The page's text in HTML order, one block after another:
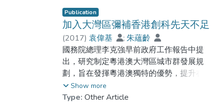
Publication
加入大灣區彌補香港創科先天不足
(2017) 袁偉基 ; 朱蘊齡
國務院總理李克強早前政府工作報告中提
出，研究制定粵港澳大灣區城市群發展規
劃，旨在發揮粵港澳獨特的優勢，提升在國
家經濟發展和對外開放中的地位與功能。科
技創新是香港經濟轉型的重要方向之一，加
Show more
Type: Other Article